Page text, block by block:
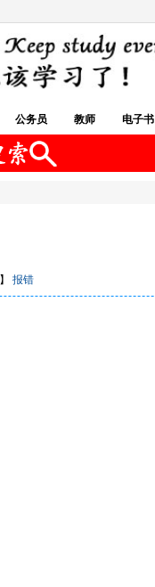
公务员 教师 电子书
】 报错